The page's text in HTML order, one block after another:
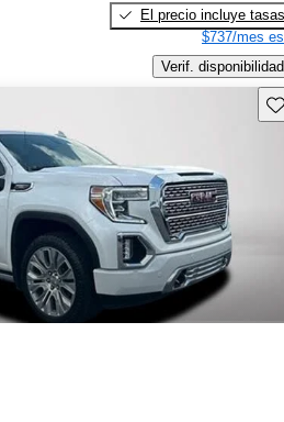
El precio incluye tasas
$737/mes
Verif. disponibilidad